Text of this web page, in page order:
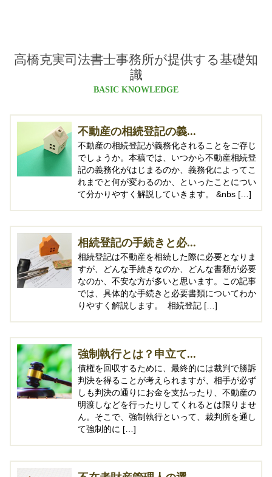
高橋克実司法書士事務所が提供する基礎知
識
BASIC KNOWLEDGE
不動産の相続登記の義...
不動産の相続登記が義務化されることをご存じ
でしょうか。本稿では、いつから不動産相続登
記の義務化がはじまるのか、義務化によってこ
れまでと何が変わるのか、といったことについ
て分かりやすく解説していきます。 &nbs […]
相続登記の手続きと必...
相続登記は不動産を相続した際に必要となりま
すが、どんな手続きなのか、どんな書類が必要
なのか、不安な方が多いと思います。この記事
では、具体的な手続きと必要書類についてわか
りやすく解説します。 相続登記 […]
強制執行とは？申立て...
債権を回収するために、最終的には裁判で勝訴
判決を得ることが考えられますが、相手が必ず
しも判決の通りにお金を支払ったり、不動産の
明渡しなどを行ったりしてくれるとは限りませ
ん。そこで、強制執行といって、裁判所を通し
て強制的に […]